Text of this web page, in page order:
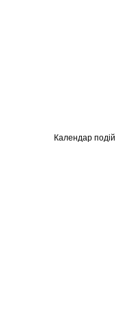
Календар подій